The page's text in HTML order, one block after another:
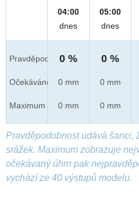
Pravděpod.
Očekáváno
Maximum
04:00
dnes
0 %
0 mm
0 mm
05:00
dnes
0 %
0 mm
0 mm
Pravděpodobnost udává šanci,
srážek. Maximum zobrazuje
očekávaný úhrn pak
vychází ze 40 výstupů modelu.